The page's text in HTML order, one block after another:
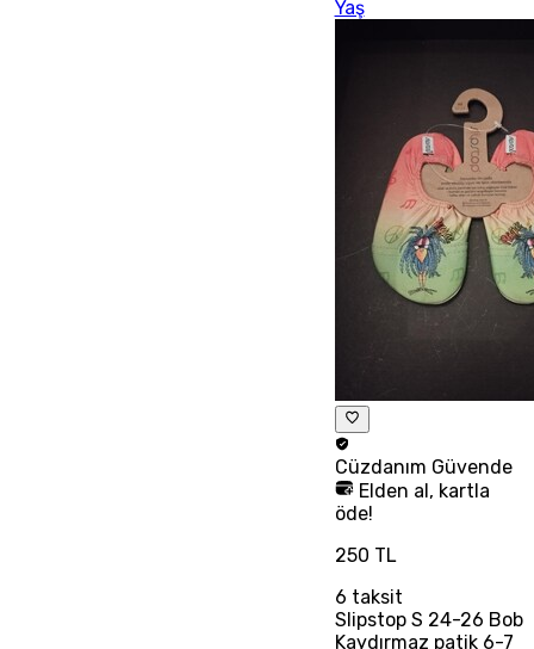
Yaş
Cüzdanım Güvende
Elden al, kartla
öde!
250 TL
6 taksit
Slipstop S 24-26 Bob
Kaydırmaz patik 6-7